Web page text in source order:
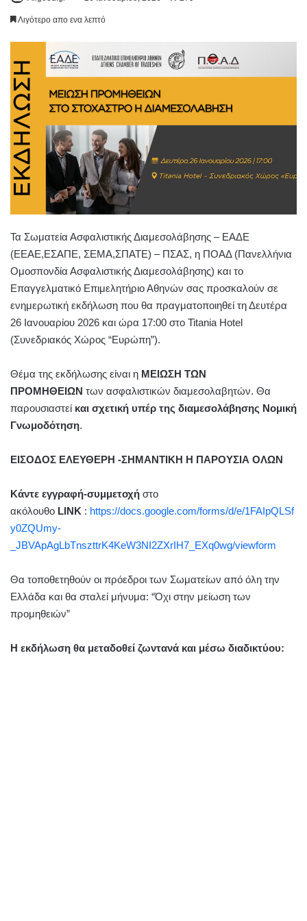
Λιγότερο απο ενα λεπτό
Τα Σωματεία Ασφαλιστικής Διαμεσολάβησης – ΕΑΔΕ
(ΕΕΑΕ,ΕΣΑΠΕ, ΣΕΜΑ,ΣΠΑΤΕ) – ΠΣΑΣ, η ΠΟΑΔ (Πανελλήνια
Ομοσπονδία Ασφαλιστικής Διαμεσολάβησης) και το
Επαγγελματικό Επιμελητήριο Αθηνών σας προσκαλούν σε
ενημερωτική εκδήλωση που θα πραγματοποιηθεί τη Δευτέρα
26 Ιανουαρίου 2026 και ώρα 17:00 στο Titania Hotel
(Συνεδριακός Χώρος “Ευρώπη”).
Θέμα της εκδήλωσης είναι η ΜΕΙΩΣΗ ΤΩΝ
ΠΡΟΜΗΘΕΙΩΝ των ασφαλιστικών διαμεσολαβητών. Θα
παρουσιαστεί και σχετική υπέρ της διαμεσολάβησης Νομική
Γνωμοδότηση.
ΕΙΣΟΔΟΣ ΕΛΕΥΘΕΡΗ -ΣΗΜΑΝΤΙΚΗ Η ΠΑΡΟΥΣΙΑ ΟΛΩΝ
Κάντε εγγραφή-συμμετοχή στο
ακόλουθο LINK : https://docs.google.com/forms/d/e/1FAIpQLSf
y0ZQUmy-
_JBVApAgLbTnszttrK4KeW3NI2ZXrIH7_EXq0wg/viewform
Θα τοποθετηθούν οι πρόεδροι των Σωματείων από όλη την
Ελλάδα και θα σταλεί μήνυμα: “Όχι στην μείωση των
προμηθειών”
Η εκδήλωση θα μεταδοθεί ζωντανά και μέσω διαδικτύου: